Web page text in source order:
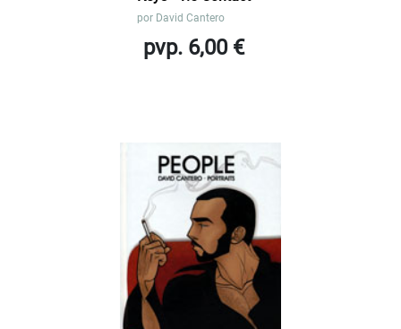
por David Cantero
pvp. 6,00 €